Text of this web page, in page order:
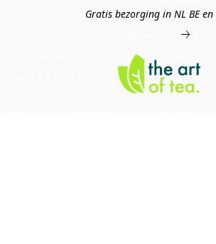
Gratis bezorging in NL BE en